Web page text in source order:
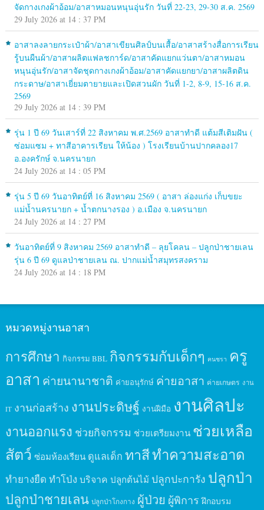
จัดกางเกงผ้าอ้อม/อาสาหมอนหนุนอุ่นรัก วันที่ 22-23, 29-30 ส.ค. 2569
29 July 2026 at 14 : 37 PM
อาสาลงลายกระเป๋าผ้า/อาสาเขียนศิลป์บนเสื้อ/อาสาสร้างสื่อการเรียน
รู้บนผืนผ้า/อาสาผลิตแฟลชการ์ด/อาสาคัดแยกแว่นตา/อาสาหมอน
หนุนอุ่นรัก/อาสาจัดชุดกางเกงผ้าอ้อม/อาสาคัดแยกยา/อาสาผลิตดิน
กระดาษ/อาสาเยี่ยมตายายและเปิดสวนผัก วันที่ 1-2, 8-9, 15-16 ส.ค.
2569
29 July 2026 at 14 : 39 PM
รุ่น 1 ปี 69 วันเสาร์ที่ 22 สิงหาคม พ.ศ.2569 อาสาทำดี แต้มสีเติมฝัน (
ซ่อมแซม + ทาสีอาคารเรียน ให้น้อง ) โรงเรียนบ้านปากคลอง17
อ.องครักษ์ จ.นครนายก
24 July 2026 at 14 : 05 PM
รุ่น 5 ปี 69 วันอาทิตย์ที่ 16 สิงหาคม 2569 ( อาสา ล่องแก่ง เก็บขยะ
แม่น้ำนครนายก + น้ำตกนางรอง ) อ.เมือง จ.นครนายก
24 July 2026 at 14 : 27 PM
วันอาทิตย์ที่ 9 สิงหาคม 2569 อาสาทำดี – ลุยโคลน – ปลูกป่าชายเลน
รุ่น 6 ปี 69 ดูแลป่าชายเลน ณ. ปากแม่น้ำสมุทรสงคราม
24 July 2026 at 14 : 18 PM
หมวดหมู่งานอาสา
การศึกษา กิจกรรม BBL กิจกรรมกับเด็กๆ คนชรา ครู
อาสา ค่ายนานาชาติ ค่ายอนุรักษ์ ค่ายอาสา ค่ายเกษตร งาน
IT งานก่อสร้าง งานประดิษฐ์ งานฝีมือ งานศิลปะ
งานออกแรง ช่วยกิจกรรม ช่วยเตรียมงาน ช่วยเหลือ
สัตว์ ซ่อมห้องเรียน ดูแลเด็ก ทาสีทำความสะอาด
ทำยางยืด ทำโป่ง บริจาค ปลูกต้นไม้ ปลูกปะการัง ปลูกป่า
ปลูกป่าชายเลน ปลูกป่าโกงกาง ผู้ป่วย ผู้พิการ ฝึกอบรม